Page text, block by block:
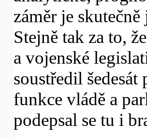
záměr je
Stejně tak za to,
a vojenské
soustředil
funkce vládě a
podepsal se tu i